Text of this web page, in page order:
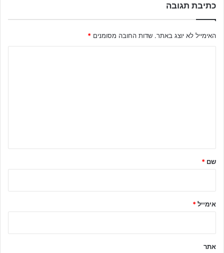
כתיבת תגובה
האימייל לא יוצג באתר. שדות החובה מסומנים *
ל
שם *
אימייל*
אתר